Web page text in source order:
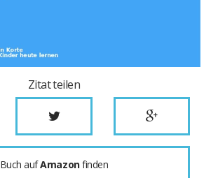
Zitat teilen
Buch aufAmazonfinden